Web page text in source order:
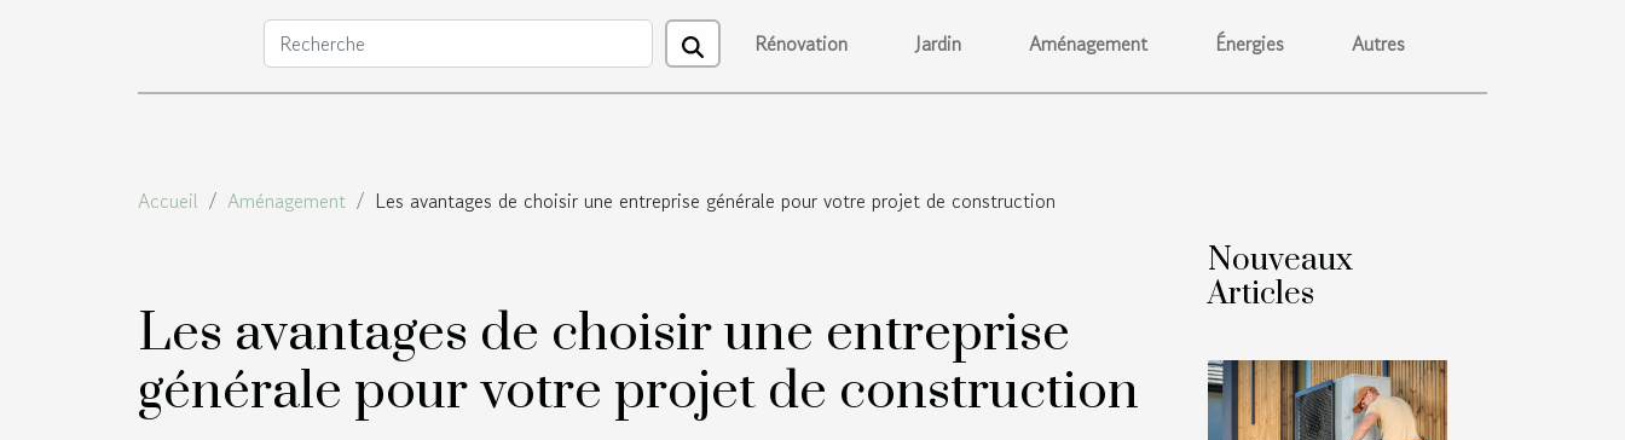
Rénovation Jardin Aménagement Énergies Autres
Accueil Aménagement Les avantages de choisir une entreprise générale pour votre projet de construction
Les avantages de choisir une entreprise
générale pour votre projet de construction
Nouveaux
Articles